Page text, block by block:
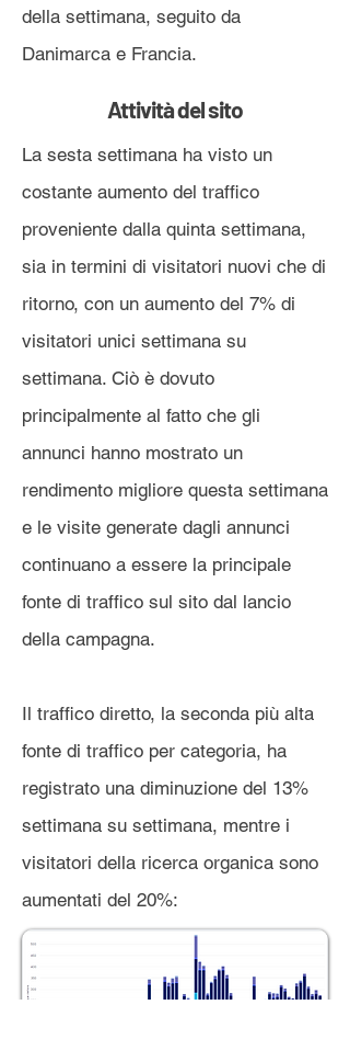
della settimana, seguito da
Danimarca e Francia.
Attività del sito
La sesta settimana ha visto un
costante aumento del traffico
proveniente dalla quinta settimana,
sia in termini di visitatori nuovi che di
ritorno, con un aumento del 7% di
visitatori unici settimana su
settimana. Ciò è dovuto
principalmente al fatto che gli
annunci hanno mostrato un
rendimento migliore questa settimana
e le visite generate dagli annunci
continuano a essere la principale
fonte di traffico sul sito dal lancio
della campagna.
Il traffico diretto, la seconda più alta
fonte di traffico per categoria, ha
registrato una diminuzione del 13%
settimana su settimana, mentre i
visitatori della ricerca organica sono
aumentati del 20%: